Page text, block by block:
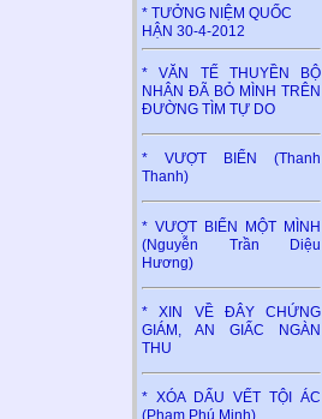
* TƯỞNG NIỆM QUỐC
HẬN 30-4-2012
* VĂN TẾ THUYỀN BỘ
NHÂN ĐÃ BỎ MÌNH TRÊN
ĐƯỜNG TÌM TỰ DO
* VƯỢT BIỂN (Thanh
Thanh)
* VƯỢT BIỂN MỘT MÌNH
(Nguyễn Trần Diệu
Hương)
* XIN VỀ ĐÂY CHỨNG
GIÁM, AN GIẤC NGÀN
THU
* XÓA DẤU VẾT TỘI ÁC